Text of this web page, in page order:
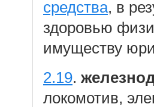
средства, в
здоровью
имуществу
2.19.
локомотив,